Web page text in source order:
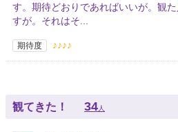
す。期待どおりであればいいが。観
すが。それはそ...
期待度 ♪♪♪♪
観てきた！ 34 人